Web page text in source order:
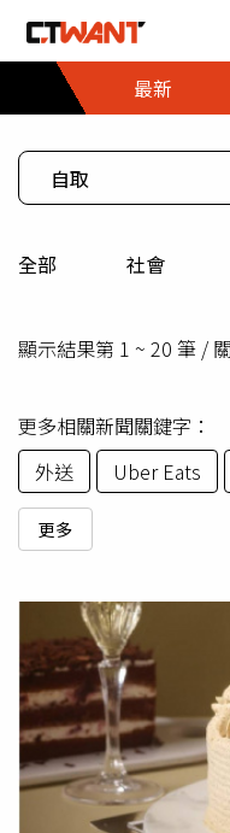
最新
全部 社會
顯示結果第 1 ~ 20 筆 /
更多相關新聞關鍵字：
外送
Uber Eats
更多